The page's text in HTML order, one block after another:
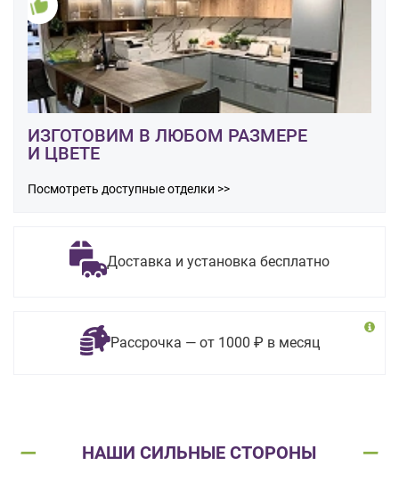
ИЗГОТОВИМ В ЛЮБОМ РАЗМЕРЕ
И ЦВЕТЕ
Посмотреть доступные отделки >>
Доставка и установка бесплатно
Рассрочка — от 1000 ₽ в месяц
НАШИ СИЛЬНЫЕ СТОРОНЫ